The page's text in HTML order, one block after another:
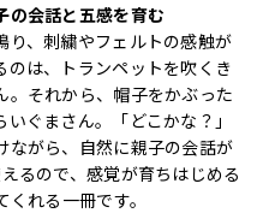
の会話と五感を育む
り、刺繍やフェルトの感触が
のは、トランペットを吹くき
。それから、帽子をかぶった
ぐまさん。「どこかな？」
ながら、自然に親子の会話が
るので、感覚が育ちはじめる
れる一冊です。